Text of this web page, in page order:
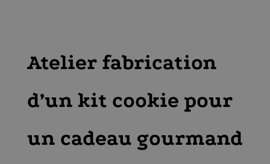
Atelier fabrication
d’un kit cookie pour
un cadeau gourmand